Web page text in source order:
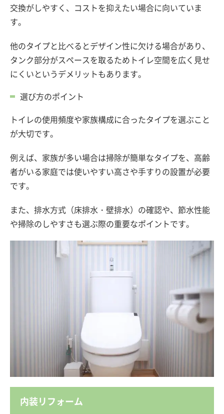
交換がしやすく、コストを抑えたい場合に向いていま
す。
他のタイプと比べるとデザイン性に欠ける場合があり、
タンク部分がスペースを取るためトイレ空間を広く見せ
にくいというデメリットもあります。
選び方のポイント
トイレの使用頻度や家族構成に合ったタイプを選ぶこと
が大切です。
例えば、家族が多い場合は掃除が簡単なタイプを、高齢
者がいる家庭では使いやすい高さや手すりの設置が必要
です。
また、排水方式（床排水・壁排水）の確認や、節水性能
や掃除のしやすさも選ぶ際の重要なポイントです。
内装リフォーム